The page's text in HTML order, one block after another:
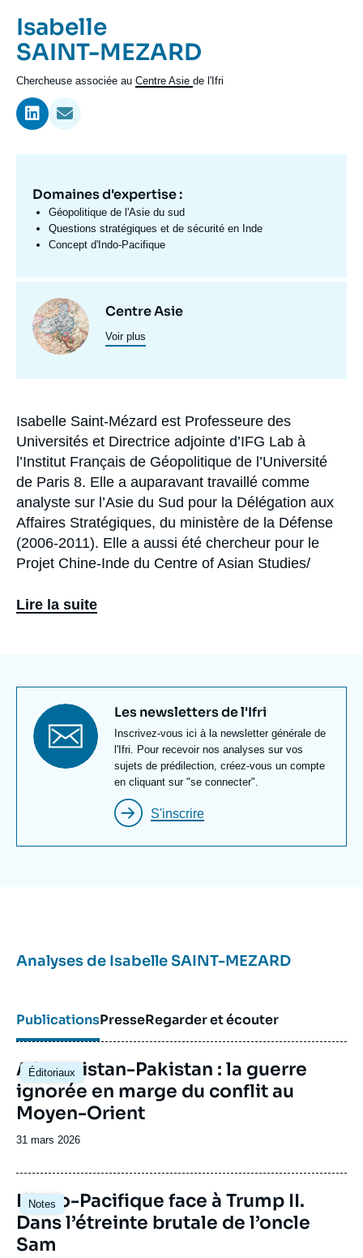
Nous soutenir
Prénom
de
l'expert
Isabelle
Nom
de
l'expert
SAINT-MEZARD
Intitulé
du
poste
Chercheuse associée au Centre Asie de l'Ifri
Domaine
d'expertises
Fr
Domaines d'expertise :
Géopolitique de l'Asie du sud
Questions stratégiques et de sécurité en Inde
Concept d'Indo-Pacifique
Centres
programmes
de
Image
principale
Centre Asie
Voir plus
Biographie
Isabelle Saint-Mézard est Professeure des
Universités et Directrice adjointe d’IFG Lab à
l’Institut Français de Géopolitique de l’Université
de Paris 8. Elle a auparavant travaillé comme
analyste sur l’Asie du Sud pour la Délégation aux
Affaires Stratégiques, du ministère de la Défense
(2006-2011). Elle a aussi été chercheur pour le
Projet Chine-Inde du Centre of Asian Studies/
Kong (2003-2006). Elle détient un doctorat de
Ses recherches portent sur la géopolitique de
l’Asie du Sud, avec un intérêt particulier pour les
questions stratégiques et de sécurité en Inde. Elle
a récemment ouvert ses recherches à une
réflexion sur le concept d'Indo-Pacifique et publié
l'ouvrage Géopolitique de l'Indo-Pacifique aux PUF,
en novembre 2022.
Lire la suite
Titre
newsletter
Les newsletters de l'Ifri
Texte
Newsletter
Inscrivez-vous ici à la newsletter générale de
l'Ifri. Pour recevoir nos analyses sur vos
sujets de prédilection, créez-vous un compte
en cliquant sur "se connecter".
S'inscrire
Analyses de Isabelle SAINT-MEZARD
PublicationsPresseRegarder et écouter
Éditoriaux
Image
principale
Afghanistan-Pakistan : la guerre
ignorée en marge du conflit au
Moyen-Orient
Date
publication
31 mars 2026
Notes
Image
principale
L’Indo-Pacifique face à Trump II.
Dans l’étreinte brutale de l’oncle
Sam